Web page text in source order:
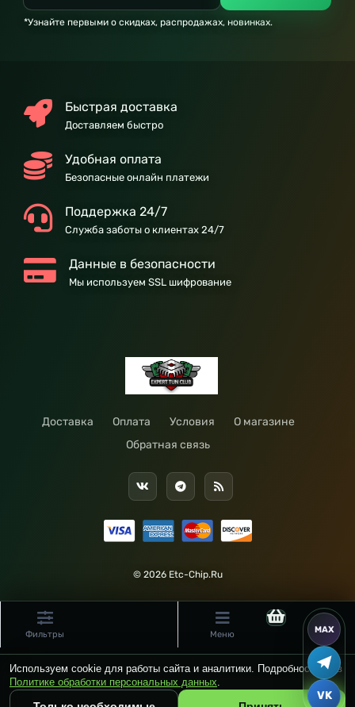
*Узнайте первыми о скидках, распродажах, новинках.
Быстрая доставка
Доставляем быстро
Удобная оплата
Безопасные онлайн платежи
Поддержка 24/7
Служба заботы о клиентах 24/7
Данные в безопасности
Мы используем SSL шифрование
Доставка Оплата Условия
О магазине
Обратная связь
© 2026 Etc-Chip.Ru
Фильтры Меню
Используем cookie для работы сайта и аналитики. Подробности — в
Политике обработки персональных данных.